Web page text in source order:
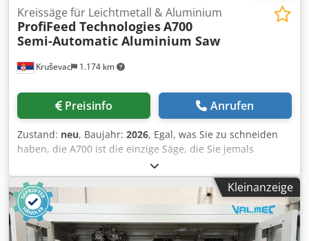
Kruševac 1.174 km
Kreissäge für Leichtmetall & Aluminium
ProfiFeed TechnologiesA700
Semi-Automatic Aluminium Saw
Preisinfo Anrufen
Zustand: neu, Baujahr: 2026, Egal, was Sie zu schneiden
haben, die A700 ist die einzige Säge, die Sie jemals
brauchen werden. Mit der größten Kapazität in ihrer
Klasse und einem massiven Gehrungswinkelbereich von
±75º ist sie für echte Gehrungsschnitte konzipiert, ohne
dass Sie Kompromisse bei der Größe der zu schneidenden
Aluminiumprofile eingehen müssen. Geeignet für den
Bündelschnitt vieler Profile auf einmal und mit hoher
Kleinanzeige